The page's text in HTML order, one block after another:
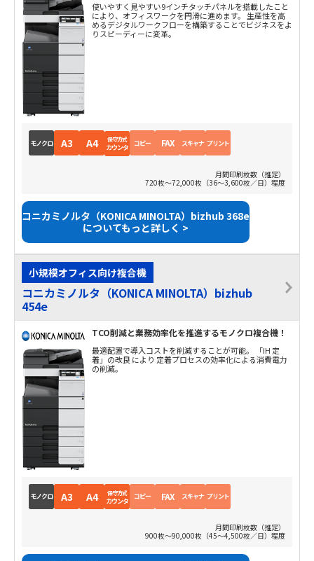
使いやすく見やすい9インチタッチパネルを搭載したこと
により、オフィスワークを円滑に進めます。 生産性を高
めるデジタルワークフローを構築することでビジネスをよ
りスピーディーに変革。
モノクロ A3 A4 保守方式
カウンタ コピー FAX スキャナ プリント
月間印刷枚数（推定）
720枚～72,000枚（36～3,600枚／日）程度
コニカミノルタ（KONICA MINOLTA）bizhub 368e
についてもっと詳しく >
小規模オフィス向け複合機
コニカミノルタ（KONICA MINOLTA）bizhub
454e
TCO削減と業務効率化を推進するモノクロ複合機！
最適配置で導入コストを削減することが可能。 「IH 定
着」の改良 により 定着プロセスの効率化による消費電力
の削減。
モノクロ A3 A4 保守方式
カウンタ コピー FAX スキャナ プリント
月間印刷枚数（推定）
900枚～90,000枚（45～4,500枚／日）程度